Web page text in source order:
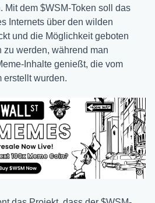
Mit dem $WSM-Token soll das
Internets über den wilden
und die Möglichkeit geboten
werden, während man
Inhalte genießt, die vom
erstellt wurden.